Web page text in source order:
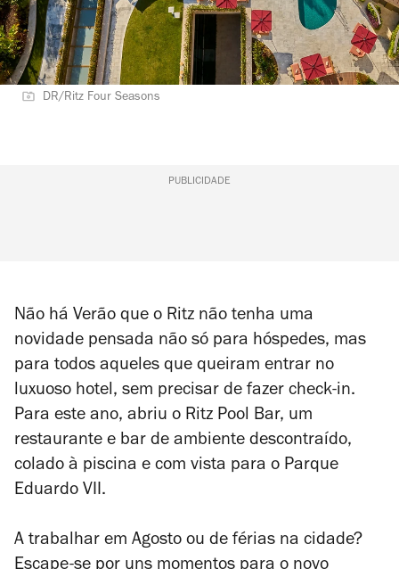
DR/Ritz Four Seasons
PUBLICIDADE
Não há Verão que o Ritz não tenha uma
novidade pensada não só para hóspedes, mas
para todos aqueles que queiram entrar no
luxuoso hotel, sem precisar de fazer check-in.
Para este ano, abriu o Ritz Pool Bar, um
restaurante e bar de ambiente descontraído,
colado à piscina e com vista para o Parque
Eduardo VII.
A trabalhar em Agosto ou de férias na cidade?